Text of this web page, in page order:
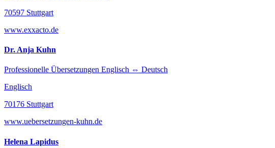
70597 Stuttgart
www.exxacto.de
Dr. Anja Kuhn
Professionelle Übersetzungen Englisch ⇔ Deutsch
Englisch
70176 Stuttgart
www.uebersetzungen-kuhn.de
Helena Lapidus